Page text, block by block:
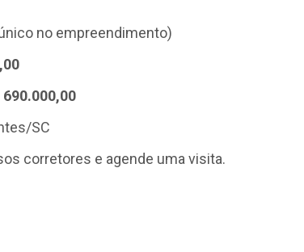
no empreendimento)
SC
corretores e agende uma visita.